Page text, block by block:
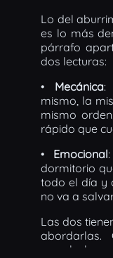
Lo del
es lo más
párrafo
dos lecturas:
• Mecánica:
mismo, la
mismo
rápido que
• Emocional
dormitorio
todo el día y
no va a
Las dos
abordarlas.
arregla la